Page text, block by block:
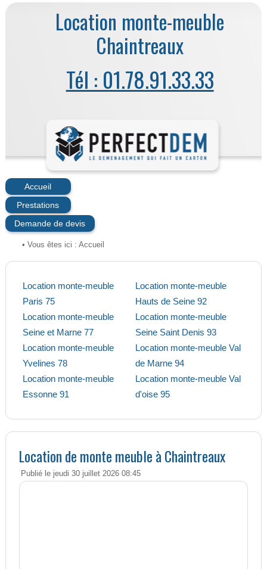
Location monte-meuble
Chaintreaux
Tél : 01.78.91.33.33
Accueil
Prestations
Demande de devis
• Vous êtes ici : Accueil
Location monte-meuble
Paris 75
Location monte-meuble
Seine et Marne 77
Location monte-meuble
Yvelines 78
Location monte-meuble
Essonne 91
Location monte-meuble
Hauts de Seine 92
Location monte-meuble
Seine Saint Denis 93
Location monte-meuble Val
de Marne 94
Location monte-meuble Val
d'oise 95
Location de monte meuble à Chaintreaux
Publié le jeudi 30 juillet 2026 08:45